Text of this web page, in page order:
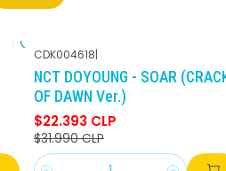
-30% DCTO
CDK004618|
NCT DOYOUNG - SOAR
OF DAWN Ver.)
$22.393 CLP
$31.990 CLP